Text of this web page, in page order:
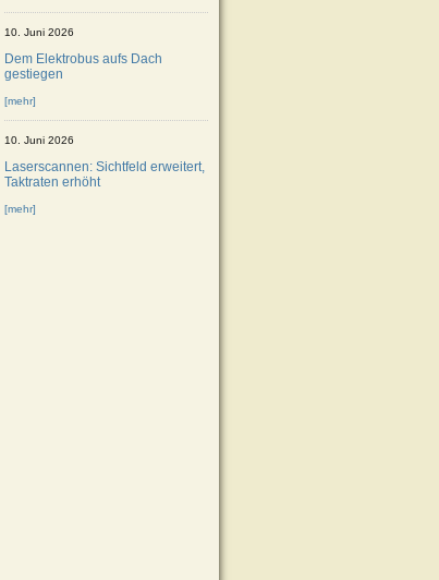
10. Juni 2026
Dem Elektrobus aufs Dach
gestiegen
[mehr]
10. Juni 2026
Laserscannen: Sichtfeld erweitert,
Taktraten erhöht
[mehr]